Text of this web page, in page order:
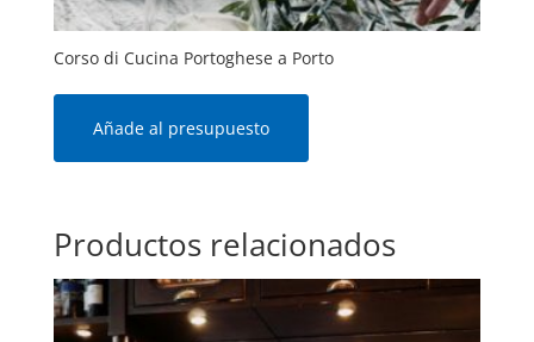
Corso di Cucina Portoghese a Porto
Añade al presupuesto
Productos relacionados